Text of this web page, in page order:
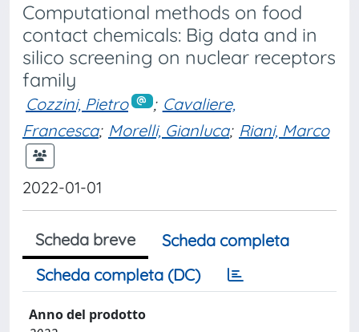
Computational methods on food
contact chemicals: Big data and in
silico screening on nuclear receptors
family
Cozzini, Pietro ; Cavaliere,
Francesca; Morelli, Gianluca; Riani, Marco
2022-01-01
Scheda breve
Scheda completa
Scheda completa (DC)
Anno del prodotto